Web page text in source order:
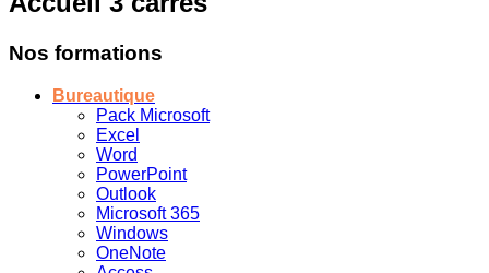
Nos formations
Bureautique
Pack Microsoft
Excel
Word
PowerPoint
Outlook
Microsoft 365
Windows
OneNote